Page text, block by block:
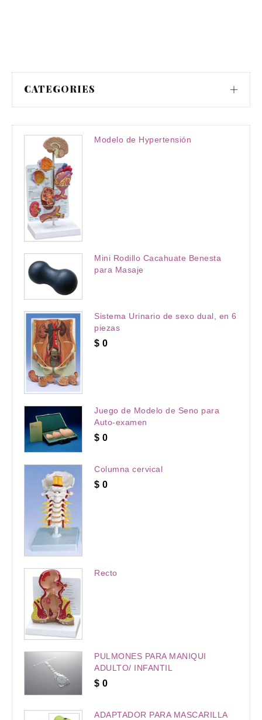
CATEGORIES
Modelo de Hypertensión
Mini Rodillo Cacahuate Benesta
para Masaje
Sistema Urinario de sexo dual, en 6
piezas
$ 0
Juego de Modelo de Seno para
Auto-examen
$ 0
Columna cervical
$ 0
Recto
PULMONES PARA MANIQUI
ADULTO/ INFANTIL
$ 0
ADAPTADOR PARA MASCARILLA